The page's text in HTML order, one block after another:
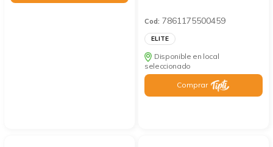
Cod: 7861175500459
ELITE
Disponible en local
seleccionado
Comprar